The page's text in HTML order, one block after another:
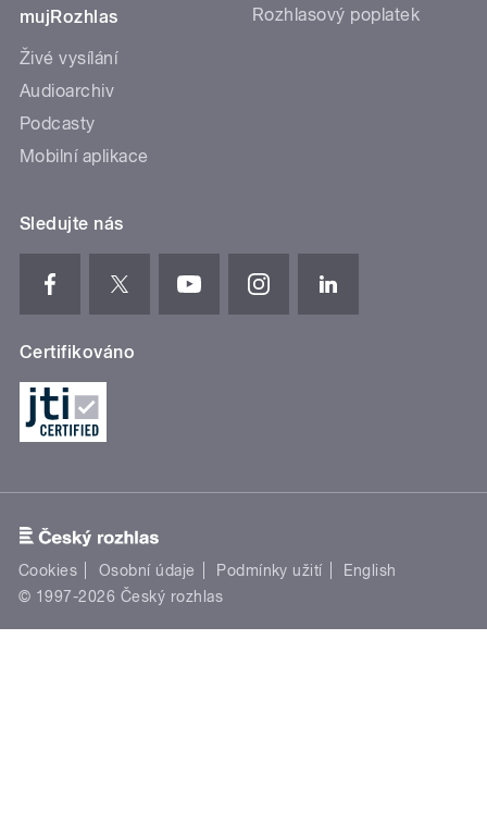
mujRozhlas
Živé vysílání
Audioarchiv
Podcasty
Mobilní aplikace
Rozhlasový poplatek
Sledujte nás
Certifikováno
Cookies Osobní údaje Podmínky užití
English
© 1997-2026 Český rozhlas